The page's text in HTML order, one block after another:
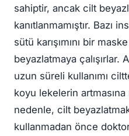
sahiptir, ancak cilt
kanıtlanmamıştır. Bazı
sütü karışımını bir
beyazlatmaya çalışırlar.
uzun süreli kullanımı
koyu lekelerin
nedenle, cilt
kullanmadan önce